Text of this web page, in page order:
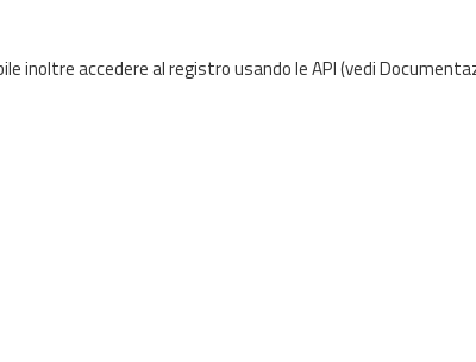
inoltre accedere al registro usando leAPI(vedi